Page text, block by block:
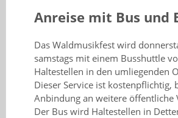
Anreise mit Bus und
Das Waldmusikfest wird
samstags mit einem Busshuttle
Haltestellen in den umliegenden
Dieser Service ist kostenpflichtig,
Anbindung an weitere öffentliche
Der Bus wird Haltestellen in